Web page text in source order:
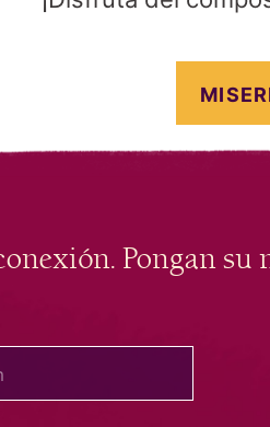
Pongan su